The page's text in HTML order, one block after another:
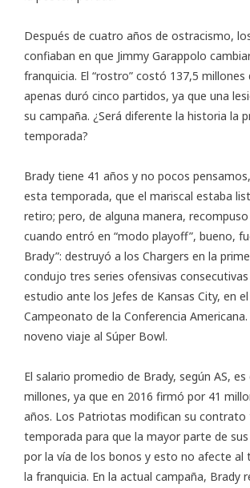
Después de cuatro años de ostracismo,
confiaban en que Jimmy Garappolo
franquicia. El “rostro” costó 137,5 millones
apenas duró cinco partidos, ya que una
su campaña. ¿Será diferente la historia la
temporada?
Brady tiene 41 años y no pocos
esta temporada, que el mariscal estaba
retiro; pero, de alguna manera,
cuando entró en “modo playoff”, bueno,
Brady”: destruyó a los Chargers en la
condujo tres series ofensivas consecutivas
estudio ante los Jefes de Kansas City, en
Campeonato de la Conferencia
noveno viaje al Súper Bowl.
El salario promedio de Brady, según AS, es
millones, ya que en 2016 firmó por 41
años. Los Patriotas modifican su
temporada para que la mayor parte de
por la vía de los bonos y esto no afecte al
la franquicia. En la actual campaña, Brady